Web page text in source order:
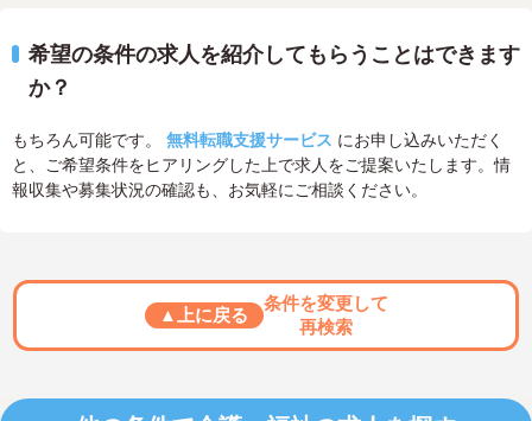
希望の条件の求人を紹介してもらうことはできます
か？
もちろん可能です。 無料転職支援サービス にお申し込みいただく
と、ご希望条件をヒアリングした上で求人をご提案いたします。情
報収集や募集状況の確認も、お気軽にご相談ください。
▲上に戻る
条件を変更して
再検索